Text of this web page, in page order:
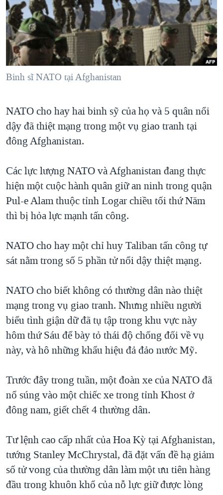
"Tìm"NGƯỜI VIỆT HẢI NGOẠI
ĐỜI SỐNG
KINH TẾ
KHOA HỌC
SỨC KHOẺ
GIÁO DỤC
TẠI
HÀNH TRÌNH BẦU CỬ 2024
MỘT NĂM CHIẾN TRANH TẠI DẢI GAZA
GIẢI MÃ VÀNH ĐAI & CON ĐƯỜNG
NGÀY TỊ NẠN THẾ GIỚI
GROUND ZERO – XƯA VÀ NAY
CHI PHÍ CHIẾN TRANH AFGHANISTAN
CÁC GIÁ TRỊ CỘNG HÒA Ở VIỆT NAM
TRỊNH VĨNH BÌNH VS. CHÍNH PHỦ VIỆT NAM
NGƯ DÂN VIỆT VÀ LÀN SÓNG TRỘM HẢI SÂM
BÊN KIA QUỐC LỘ: TIẾNG VỌNG TỪ NÔNG THÔN MỸ
VIDEO
NGHE
MẠNG XÃ HỘI
Binh sĩ NATO tại Afghanistan
NATO cho hay hai binh sỹ của họ và 5 quân nổi
dậy đã thiệt mạng trong một vụ giao tranh tại
đông Afghanistan.
Các lực lượng NATO và Afghanistan đang thực
hiện một cuộc hành quân giữ an ninh trong quận
Pul-e Alam thuộc tỉnh Logar chiều tối thứ Năm
thì bị hỏa lực mạnh tấn công.
NATO cho hay một chỉ huy Taliban tấn công tự
sát nằm trong số 5 phần tử nổi dậy thiệt mạng.
NATO cho biết không có thường dân nào thiệt
mạng trong vụ giao tranh. Nhưng nhiều người
biểu tình giận dữ đã tụ tập trong khu vực này
hôm thứ Sáu để bày tỏ thái độ chống đối về vụ
này, và hô những khẩu hiệu đả đảo nước Mỹ.
Trước đây trong tuần, một đoàn xe của NATO đã
nổ súng vào một chiếc xe trong tỉnh Khost ở
đông nam, giết chết 4 thường dân.
Tư lệnh cao cấp nhất của Hoa Kỳ tại Afghanistan,
tướng Stanley McChrystal, đã đặt vấn đề hạ giảm
số tử vong của thường dân làm một ưu tiên hàng
đầu trong khuôn khổ của nỗ lực giữ được lòng